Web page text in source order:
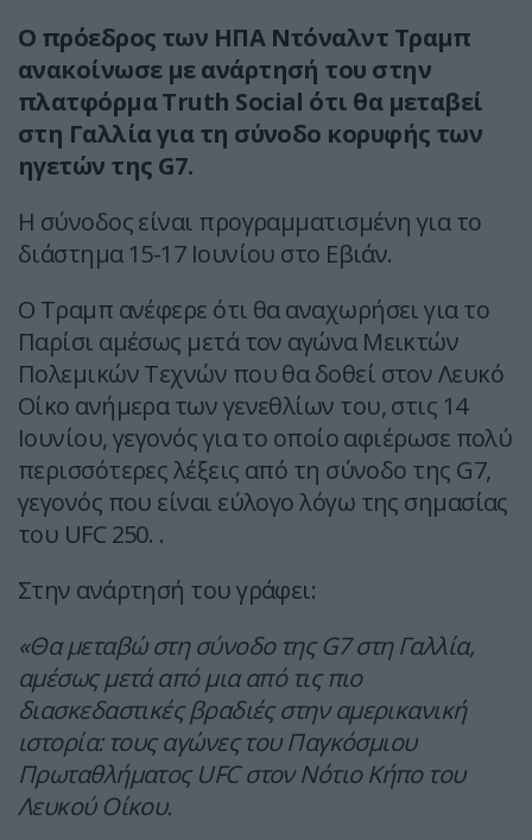
Ο πρόεδρος των ΗΠΑ Ντόναλντ Τραμπ
ανακοίνωσε με ανάρτησή του στην
πλατφόρμα Truth Social ότι θα μεταβεί
στη Γαλλία για τη σύνοδο κορυφής των
ηγετών της G7.
Η σύνοδος είναι προγραμματισμένη για το
διάστημα 15-17 Ιουνίου στο Εβιάν.
Ο Τραμπ ανέφερε ότι θα αναχωρήσει για το
Παρίσι αμέσως μετά τον αγώνα Μεικτών
Πολεμικών Τεχνών που θα δοθεί στον Λευκό
Οίκο ανήμερα των γενεθλίων του, στις 14
Ιουνίου, γεγονός για το οποίο αφιέρωσε πολύ
περισσότερες λέξεις από τη σύνοδο της G7,
γεγονός που είναι εύλογο λόγω της σημασίας
του UFC 250. .
Στην ανάρτησή του γράφει:
«Θα μεταβώ στη σύνοδο της G7 στη Γαλλία,
αμέσως μετά από μια από τις πιο
διασκεδαστικές βραδιές στην αμερικανική
ιστορία: τους αγώνες του Παγκόσμιου
Πρωταθλήματος UFC στον Νότιο Κήπο του
Λευκού Οίκου.